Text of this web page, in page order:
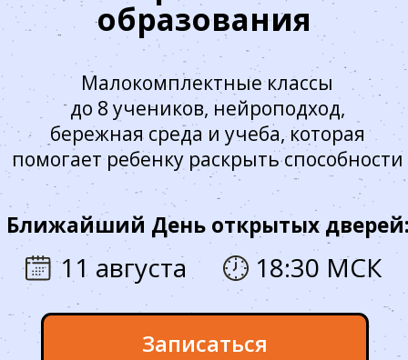
Ближайший День открытых дверей:
11 августа 18:30 МСК
Записаться
Перезвоним в течение рабочего дня, уточним
возраст ребенка и предложим удобное время визита